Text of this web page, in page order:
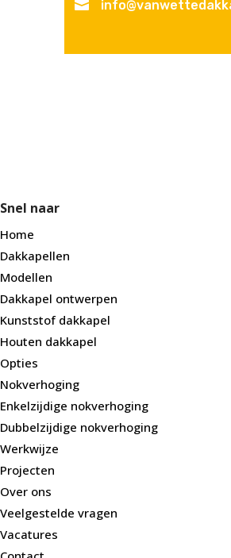

Snel naar
Home
Dakkapellen
Modellen
Dakkapel ontwerpen
Kunststof dakkapel
Houten dakkapel
Opties
Nokverhoging
Enkelzijdige nokverhoging
Dubbelzijdige nokverhoging
Werkwijze
Projecten
Over ons
Veelgestelde vragen
Vacatures